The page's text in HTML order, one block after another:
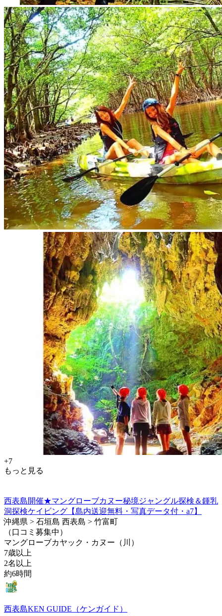
+7
もっと見る
西表島開催★マングローブカヌー秘境ジャングル探検＆鍾乳
洞探検ケイビング【島内送迎無料・写真データ付・a7】
沖縄県 > 石垣島 西表島 > 竹富町
（口コミ募集中）
マングローブカヤック・カヌー（川）
7歳以上
2名以上
約6時間
西表島KEN GUIDE（ケンガイド）